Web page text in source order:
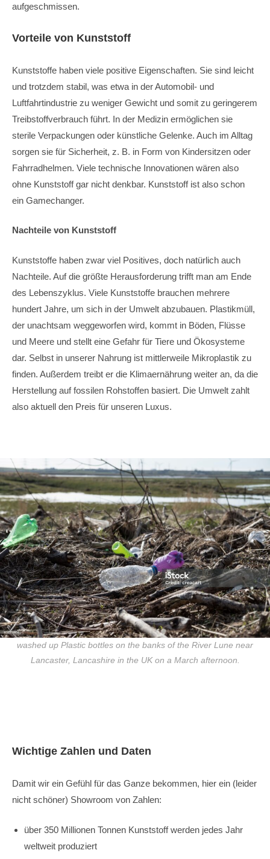
aufgeschmissen.
Vorteile von Kunststoff
Kunststoffe haben viele positive Eigenschaften. Sie sind leicht
und trotzdem stabil, was etwa in der Automobil- und
Luftfahrtindustrie zu weniger Gewicht und somit zu geringerem
Treibstoffverbrauch führt. In der Medizin ermöglichen sie
sterile Verpackungen oder künstliche Gelenke. Auch im Alltag
sorgen sie für Sicherheit, z. B. in Form von Kindersitzen oder
Fahrradhelmen. Viele technische Innovationen wären also
ohne Kunststoff gar nicht denkbar. Kunststoff ist also schon
ein Gamechanger.
Nachteile von Kunststoff
Kunststoffe haben zwar viel Positives, doch natürlich auch
Nachteile. Auf die größte Herausforderung trifft man am Ende
des Lebenszyklus. Viele Kunststoffe brauchen mehrere
hundert Jahre, um sich in der Umwelt abzubauen. Plastikmüll,
der unachtsam weggeworfen wird, kommt in Böden, Flüsse
und Meere und stellt eine Gefahr für Tiere und Ökosysteme
dar. Selbst in unserer Nahrung ist mittlerweile Mikroplastik zu
finden. Außerdem treibt er die Klimaernährung weiter an, da die
Herstellung auf fossilen Rohstoffen basiert. Die Umwelt zahlt
also aktuell den Preis für unseren Luxus.
washed up Plastic bottles on the banks of the River Lune near
Lancaster, Lancashire in the UK on a March afternoon.
Wichtige Zahlen und Daten
Damit wir ein Gefühl für das Ganze bekommen, hier ein (leider
nicht schöner) Showroom von Zahlen:
über 350 Millionen Tonnen Kunststoff werden jedes Jahr
weltweit produziert